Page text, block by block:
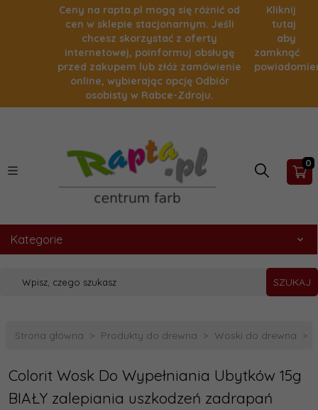
Ceny na rapta.pl mogą się różnić od
cen w sklepie stacjonarnym. Jeśli
chcesz skorzystać z oferty
internetowej, poinformuj obsługę
przed zakupem lub złóż zamówienie
online, wybierając opcję Odbiór
osobisty w Rabce-Zdroju.
Kliknij
tutaj
aby
zamknąć
0
Kategorie
SZUKAJ
Strona główna Produkty do drewna Woski do drewna
Colorit Wosk Do Wypełniania Ubytków 15g
BIAŁY zalepiania uszkodzeń zadrapań